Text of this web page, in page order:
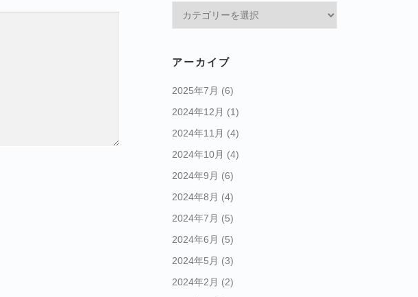
アーカイブ
2025年7月 (6)
2024年12月 (1)
2024年11月 (4)
2024年10月 (4)
2024年9月 (6)
2024年8月 (4)
2024年7月 (5)
2024年6月 (5)
2024年5月 (3)
2024年2月 (2)